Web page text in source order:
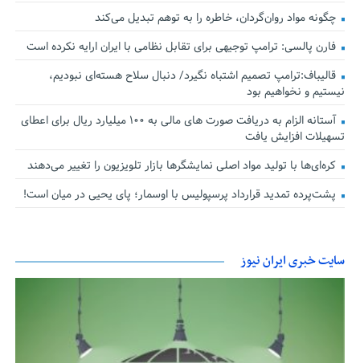
چگونه مواد روان‌گردان، خاطره را به توهم تبدیل می‌کند
فارن پالسی: ترامپ توجیهی برای تقابل نظامی با ایران ارایه نکرده است
قالیباف:ترامپ تصمیم اشتباه نگیرد/ دنبال سلاح هسته‌ای نبودیم،
نیستیم و نخواهیم بود
آستانه الزام به دریافت صورت های مالی به ۱۰۰ میلیارد ریال برای اعطای
تسهیلات افزایش یافت
کره‌ای‌ها با تولید مواد اصلی نمایشگرها بازار تلویزیون را تغییر می‌دهند
پشت‌پرده تمدید قرارداد پرسپولیس با اوسمار؛ پای یحیی در میان است!
سایت خبری ایران نیوز